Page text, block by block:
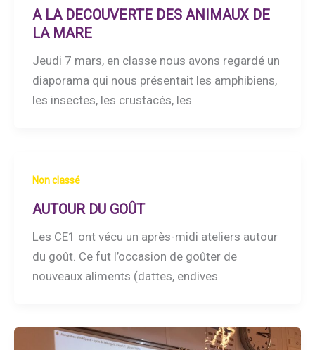
A LA DECOUVERTE DES ANIMAUX DE
LA MARE
Jeudi 7 mars, en classe nous avons regardé un
diaporama qui nous présentait les amphibiens,
les insectes, les crustacés, les
Non classé
AUTOUR DU GOÛT
Les CE1 ont vécu un après-midi ateliers autour
du goût. Ce fut l’occasion de goûter de
nouveaux aliments (dattes, endives